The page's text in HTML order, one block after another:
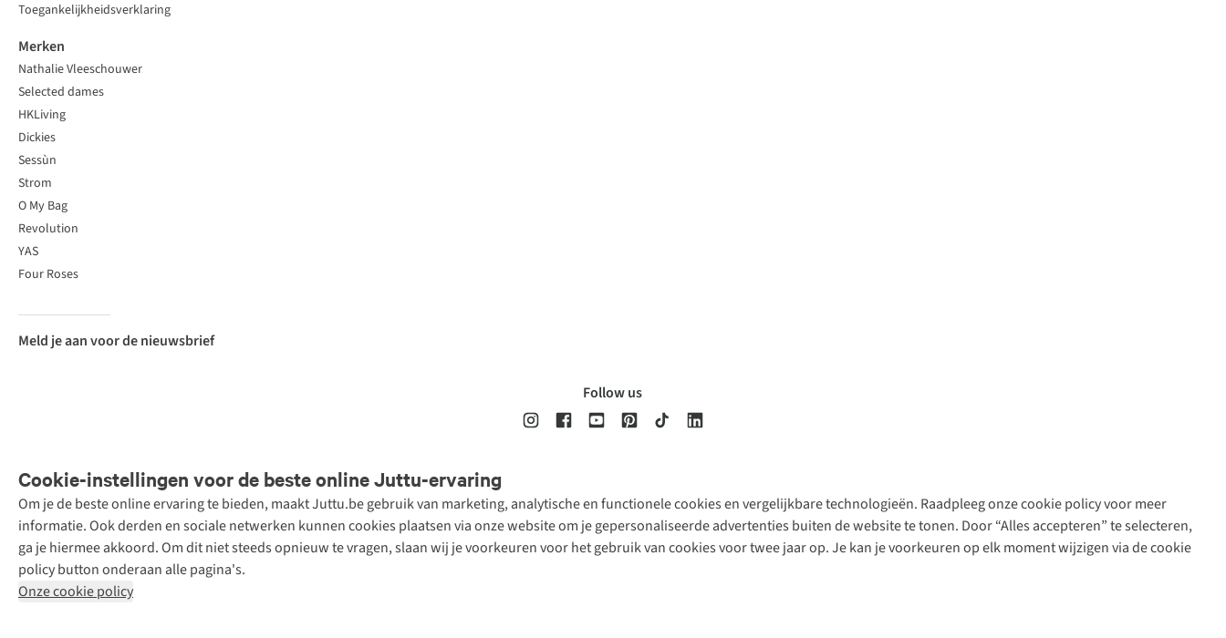
Cookie-instellingen voor de beste online Juttu-ervaring
Om je de beste online ervaring te bieden, maakt Juttu.be gebruik van marketing, analytische en functionele cookies en vergelijkbare technologieën. Raadpleeg onze cookie policy voor meer
informatie. Ook derden en sociale netwerken kunnen cookies plaatsen via onze website om je gepersonaliseerde advertenties buiten de website te tonen. Door “Alles accepteren” te selecteren,
ga je hiermee akkoord. Om dit niet steeds opnieuw te vragen, slaan wij je voorkeuren voor het gebruik van cookies voor twee jaar op. Je kan je voorkeuren op elk moment wijzigen via de cookie
policy button onderaan alle pagina's.
Onze cookie policy
Toegankelijkheidsverklaring
Merken
Nathalie Vleeschouwer
Selected dames
HKLiving
Dickies
Sessùn
Strom
O My Bag
Revolution
YAS
Four Roses
Meld je aan voor de nieuwsbrief
Follow us
Disclaimer Privacy Policy
Retail Concepts
N.V.,
Smallandlaan
9, 2660